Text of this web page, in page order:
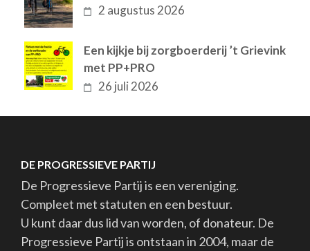
2 augustus 2026
Een kijkje bij zorgboerderij ’t Grievink
met PP+PRO
26 juli 2026
DE PROGRESSIEVE PARTIJ
De Progressieve Partij is een vereniging.
Compleet met statuten en een bestuur.
U kunt daar dus lid van worden, of donateur. De
Progressieve Partij is ontstaan in 2004, maar de